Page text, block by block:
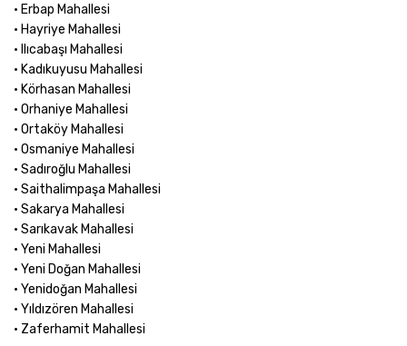
• Erbap Mahallesi
• Hayriye Mahallesi
• Ilıcabaşı Mahallesi
• Kadıkuyusu Mahallesi
• Körhasan Mahallesi
• Orhaniye Mahallesi
• Ortaköy Mahallesi
• Osmaniye Mahallesi
• Sadıroğlu Mahallesi
• Saithalimpaşa Mahallesi
• Sakarya Mahallesi
• Sarıkavak Mahallesi
• Yeni Mahallesi
• Yeni Doğan Mahallesi
• Yenidoğan Mahallesi
• Yıldızören Mahallesi
• Zaferhamit Mahallesi